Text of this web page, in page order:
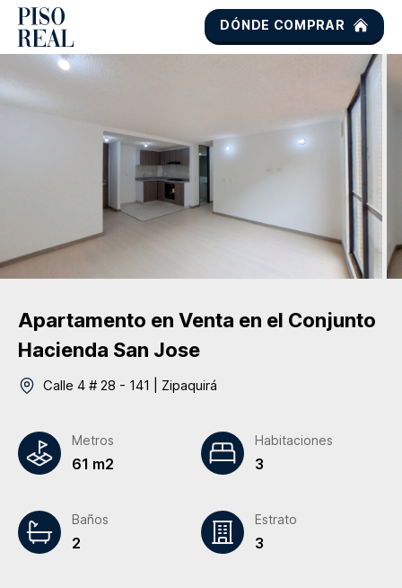
DÓNDE COMPRAR
Apartamento en Venta en el Conjunto
Hacienda San Jose
Calle 4 # 28 - 141 Zipaquirá
Metros
61 m2
Habitaciones
3
Baños
2
Estrato
3